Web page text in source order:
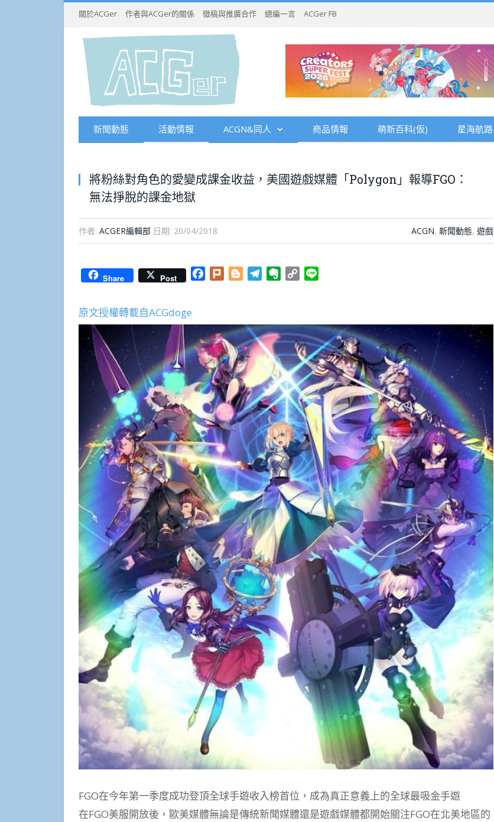
關於ACGer 作者與ACGer的關係 徵稿與推廣合作 總編一言 ACGer FB
新聞動態 活動情報 ACGN&同人 商品情報 萌新百科(仮) 星海航路
將粉絲對角色的愛變成課金收益，美國遊戲媒體「Polygon」報導FGO：
無法掙脫的課金地獄
作者: ACGER編輯部 日期: 20/04/2018 ACGN, 新聞動態, 遊戲
Share Post Facebook
Plurk BloggerTelegramEvernote
Copy
原文授權轉載自ACGdoge
FGO在今年第一季度成功登頂全球手遊收入榜首位，成為真正意義上的全球最吸金手遊
在FGO美服開放後，歐美媒體無論是傳統新聞媒體還是遊戲媒體都開始關注FGO在北美地區的